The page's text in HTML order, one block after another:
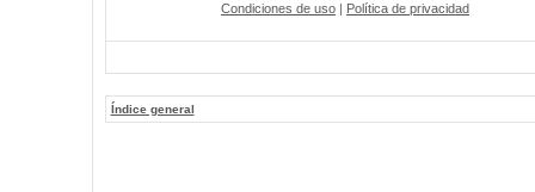
Condiciones de uso | Política de privacidad
Índice general